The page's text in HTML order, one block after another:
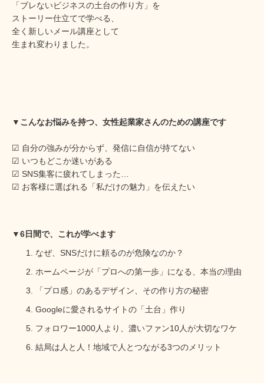
「ブレないビジネスの土台の作り方」を
ストーリー仕立てで学べる、
全く新しいメール講座として
生まれ変わりました。
▼こんなお悩みを持つ、女性起業家さんのための講座です
☑︎ 自分の強みが分からず、発信に自信が持てない
☑︎ いつもどこか迷いがある
☑︎ SNS集客に疲れてしまった…
☑︎ お客様に選ばれる「私だけの魅力」を伝えたい
▼6日間で、これが学べます
なぜ、SNSだけに頼るのが危険なのか？
ホームページが「プロへの第一歩」になる、本当の理由
「プロ感」のあるデザイン、その作り方の秘密
Googleに愛されるサイトの「土台」作り
フォロワー1000人より、濃いファン10人が大切なワケ
結局は人と人！地域で人とつながる3つのメリット